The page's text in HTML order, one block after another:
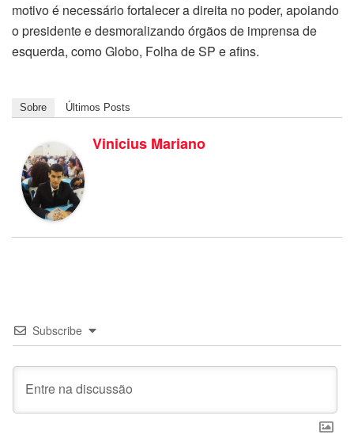
motivo é necessário fortalecer a direita no poder, apoiando
o presidente e desmoralizando órgãos de imprensa de
esquerda, como Globo, Folha de SP e afins.
Sobre Últimos Posts
Vinicius Mariano
Subscribe